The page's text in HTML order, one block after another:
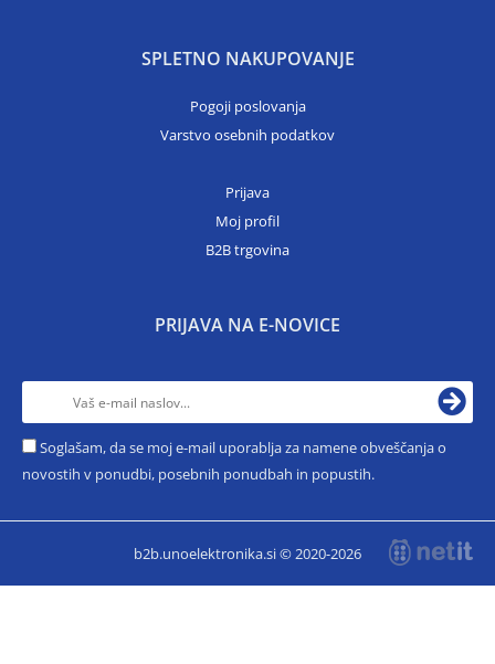
SPLETNO NAKUPOVANJE
Pogoji poslovanja
Varstvo osebnih podatkov
Prijava
Moj profil
B2B trgovina
PRIJAVA NA E-NOVICE
Soglašam, da se moj e-mail uporablja za namene obveščanja o
novostih v ponudbi, posebnih ponudbah in popustih.
b2b.unoelektronika.si © 2020-2026